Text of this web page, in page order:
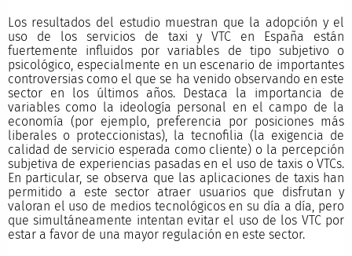
Los resultados del estudio muestran que la adopción y el
uso de los servicios de taxi y VTC en España están
fuertemente influidos por variables de tipo subjetivo o
psicológico, especialmente en un escenario de importantes
controversias como el que se ha venido observando en este
sector en los últimos años. Destaca la importancia de
variables como la ideología personal en el campo de la
economía (por ejemplo, preferencia por posiciones más
liberales o proteccionistas), la tecnofilia (la exigencia de
calidad de servicio esperada como cliente) o la percepción
subjetiva de experiencias pasadas en el uso de taxis o VTCs.
En particular, se observa que las aplicaciones de taxis han
permitido a este sector atraer usuarios que disfrutan y
valoran el uso de medios tecnológicos en su día a día, pero
que simultáneamente intentan evitar el uso de los VTC por
estar a favor de una mayor regulación en este sector.